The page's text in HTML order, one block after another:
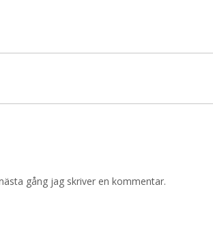
gång jag skriver en kommentar.